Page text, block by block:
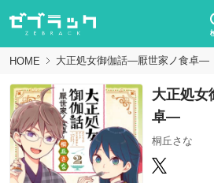
HOME 大正処女御伽話―厭世家ノ食卓―
大正処
卓―
桐丘さな